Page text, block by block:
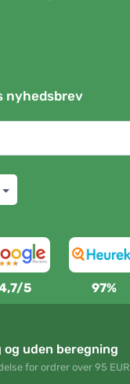
nyhedsbrev
5 97%
uden beregning
for ordrer over 95 EUR